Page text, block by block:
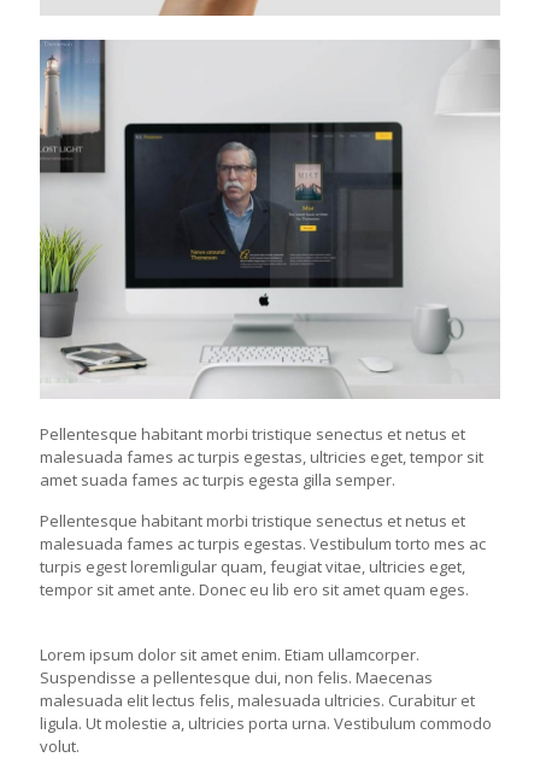
Pellentesque habitant morbi tristique senectus et netus et
malesuada fames ac turpis egestas, ultricies eget, tempor sit
amet suada fames ac turpis egesta gilla semper.
Pellentesque habitant morbi tristique senectus et netus et
malesuada fames ac turpis egestas. Vestibulum torto mes ac
turpis egest loremligular quam, feugiat vitae, ultricies eget,
tempor sit amet ante. Donec eu lib ero sit amet quam eges.
Lorem ipsum dolor sit amet enim. Etiam ullamcorper.
Suspendisse a pellentesque dui, non felis. Maecenas
malesuada elit lectus felis, malesuada ultricies. Curabitur et
ligula. Ut molestie a, ultricies porta urna. Vestibulum commodo
volut.